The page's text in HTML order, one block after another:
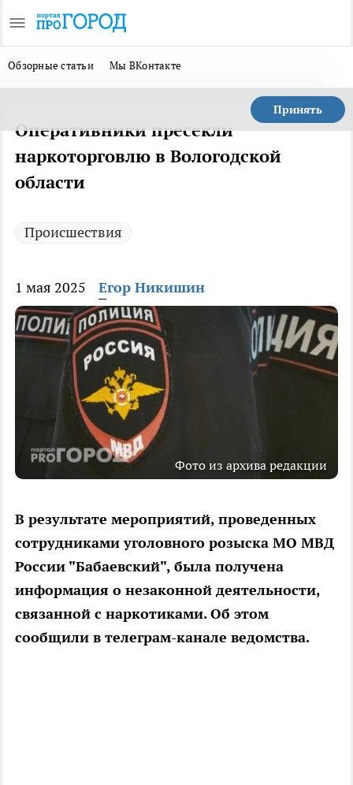
Обзорные статьи Мы ВКонтакте
Принять
Оперативники пресекли
наркоторговлю в Вологодской
области
Происшествия
1 мая 2025 Егор Никишин
Фото из архива редакции
В результате мероприятий, проведенных
сотрудниками уголовного розыска МО МВД
России "Бабаевский", была получена
информация о незаконной деятельности,
связанной с наркотиками. Об этом
сообщили в телеграм-канале ведомства.